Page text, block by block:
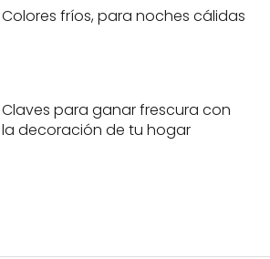
Colores fríos, para noches cálidas
Claves para ganar frescura con
la decoración de tu hogar